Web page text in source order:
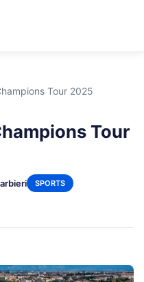
Tour 2025
Tour
SPORTS